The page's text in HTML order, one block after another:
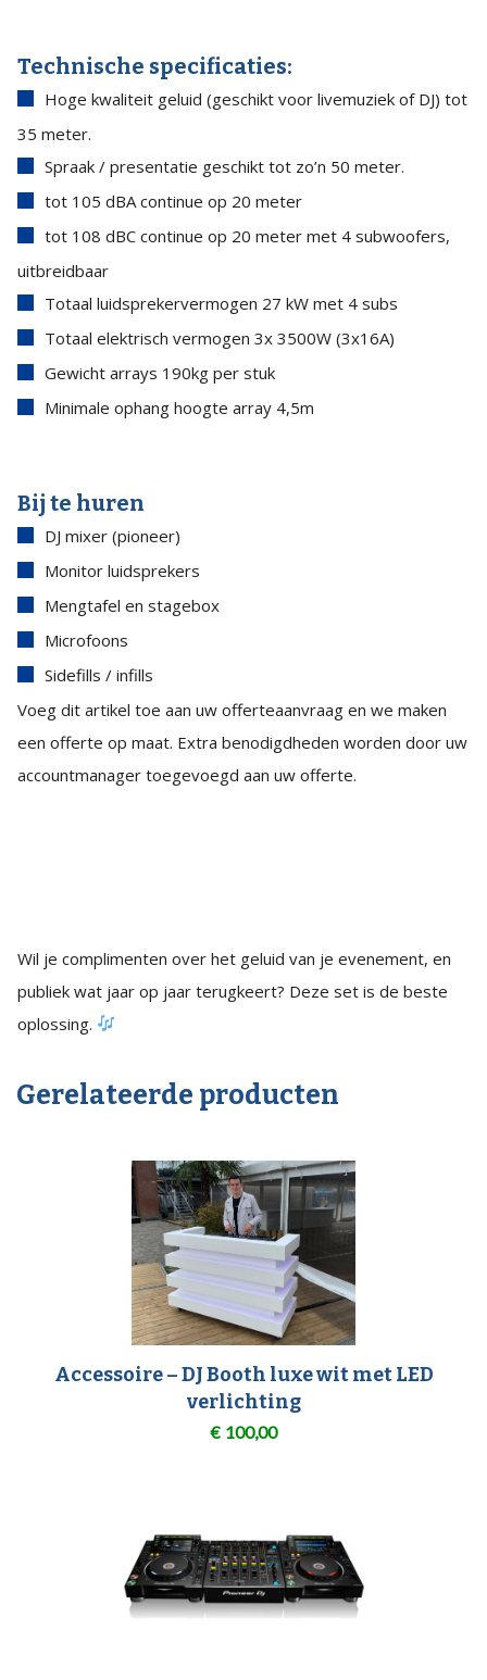
Technische specificaties:
Hoge kwaliteit geluid (geschikt voor livemuziek of DJ) tot
35 meter.
Spraak / presentatie geschikt tot zo’n 50 meter.
tot 105 dBA continue op 20 meter
tot 108 dBC continue op 20 meter met 4 subwoofers,
uitbreidbaar
Totaal luidsprekervermogen 27 kW met 4 subs
Totaal elektrisch vermogen 3x 3500W (3x16A)
Gewicht arrays 190kg per stuk
Minimale ophang hoogte array 4,5m
Bij te huren
DJ mixer (pioneer)
Monitor luidsprekers
Mengtafel en stagebox
Microfoons
Sidefills / infills
Voeg dit artikel toe aan uw offerteaanvraag en we maken
een offerte op maat. Extra benodigdheden worden door uw
accountmanager toegevoegd aan uw offerte.
Wil je complimenten over het geluid van je evenement, en
publiek wat jaar op jaar terugkeert? Deze set is de beste
oplossing.
Gerelateerde producten
Accessoire – DJ Booth luxe wit met LED
verlichting
€ 100,00